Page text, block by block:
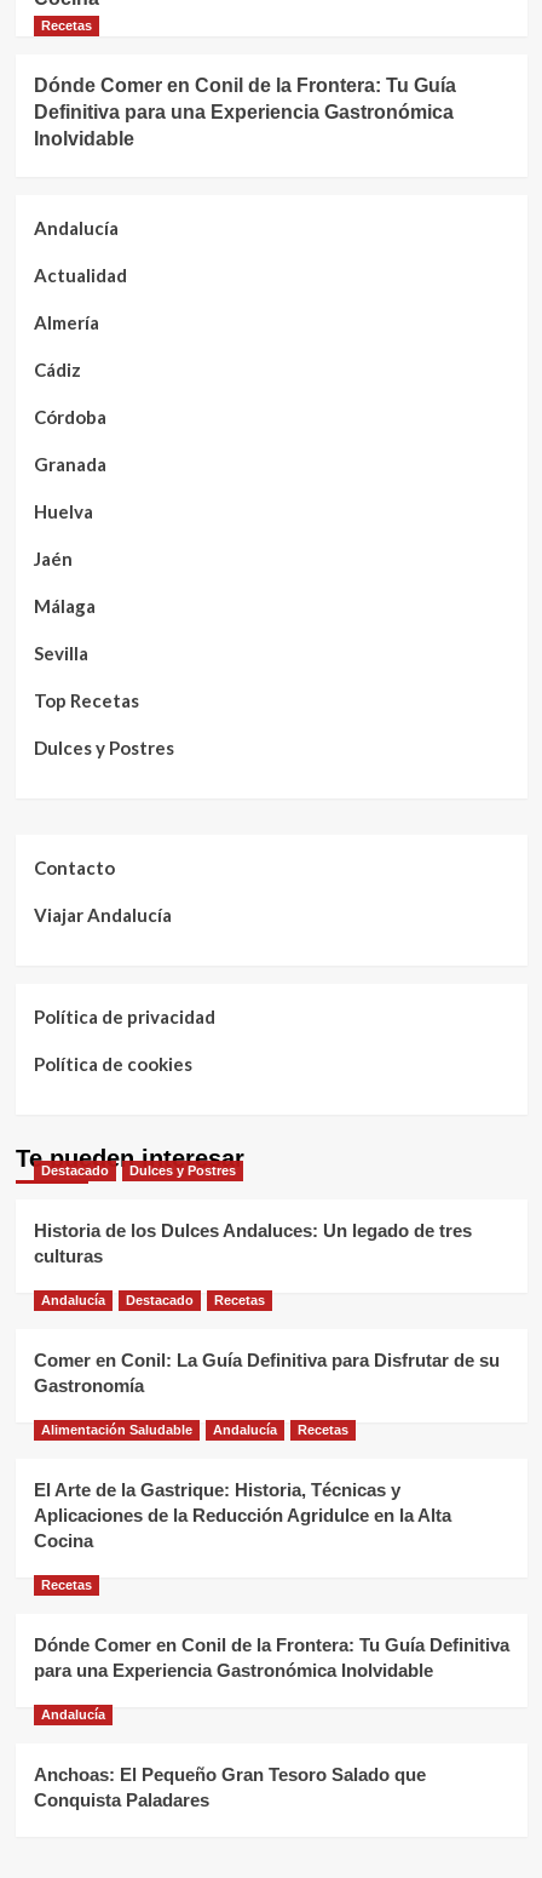
Recetas
Dónde Comer en Conil de la Frontera: Tu Guía
Definitiva para una Experiencia Gastronómica
Inolvidable
Andalucía
Actualidad
Almería
Cádiz
Córdoba
Granada
Huelva
Jaén
Málaga
Sevilla
Top Recetas
Dulces y Postres
Contacto
Viajar Andalucía
Política de privacidad
Política de cookies
Te pueden interesar
Destacado Dulces y Postres
Historia de los Dulces Andaluces: Un legado de tres
culturas
Andalucía Destacado Recetas
Comer en Conil: La Guía Definitiva para Disfrutar de su
Gastronomía
Alimentación Saludable Andalucía Recetas
El Arte de la Gastrique: Historia, Técnicas y
Aplicaciones de la Reducción Agridulce en la Alta
Cocina
Recetas
Dónde Comer en Conil de la Frontera: Tu Guía Definitiva
para una Experiencia Gastronómica Inolvidable
Andalucía
Anchoas: El Pequeño Gran Tesoro Salado que
Conquista Paladares